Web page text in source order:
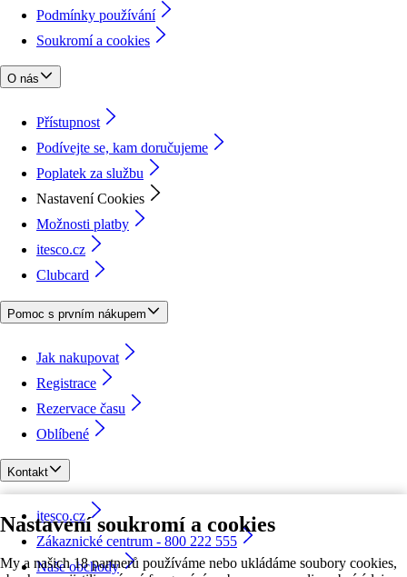
Nastavení soukromí a cookies
My a našich 18 partnerů používáme nebo ukládáme soubory cookies,
Podmínky používání
Soukromí a cookies
O nás
Přístupnost
Podívejte se, kam doručujeme
Poplatek za službu
Nastavení Cookies
Možnosti platby
itesco.cz
Clubcard
Pomoc s prvním nákupem
Jak nakupovat
Registrace
Rezervace času
Oblíbené
Kontakt
itesco.cz
Zákaznické centrum - 800 222 555
Naše obchody